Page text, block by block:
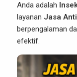
Anda adalah
layanan Jasa
berpengalaman
efektif.